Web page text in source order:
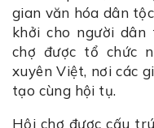
gian văn hóa dân
khởi cho người
chợ được tổ chức
xuyên Việt, nơi các
tạo cùng hội tụ.
Hội chợ được cấu